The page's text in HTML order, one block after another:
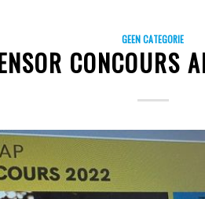
GEEN CATEGORIE
CONCOURS